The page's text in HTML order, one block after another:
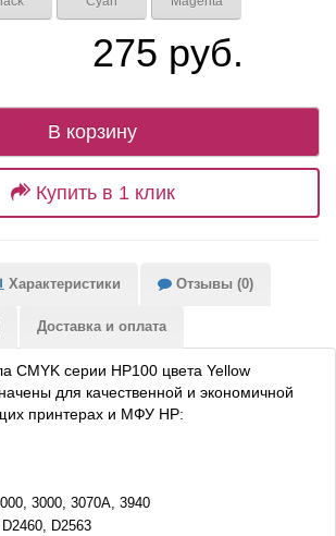
275 руб.
В корзину
Купить в 1 клик
Характеристики Отзывы (0)
Доставка и оплата
CMYK серии HP100 цвета Yellow
для качественной и экономичной
принтерах и МФУ HP:
3000, 3070A, 3940
D2563